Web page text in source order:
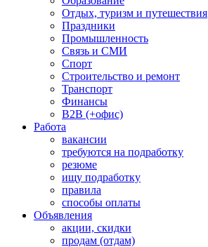
Отдых, туризм и путешествия
Праздники
Промышленность
Связь и СМИ
Спорт
Строительство и ремонт
Транспорт
Финансы
B2B (+офис)
Работа
вакансии
требуются на подработку
резюме
ищу подработку
правила
способы оплаты
Объявления
акции, скидки
продам (отдам)